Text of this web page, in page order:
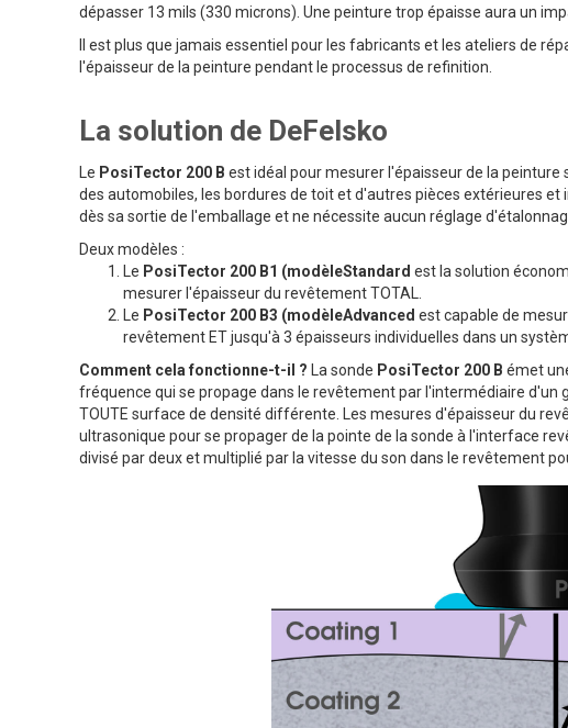
dépasser 13 mils (330 microns). Une peinture trop épaisse aura un
Il est plus que jamais essentiel pour les fabricants et les ateliers de
l'épaisseur de la peinture pendant le processus de refinition.
La solution de DeFelsko
Le PosiTector 200 B est idéal pour mesurer l'épaisseur de la peinture
des automobiles, les bordures de toit et d'autres pièces extérieures et
dès sa sortie de l'emballage et ne nécessite aucun réglage
Deux modèles :
Le PosiTector 200 B1 (modèleStandard est la solution
mesurer l'épaisseur du revêtement TOTAL.
Le PosiTector 200 B3 (modèleAdvanced est capable de
revêtement ET jusqu'à 3 épaisseurs individuelles dans un
Comment cela fonctionne-t-il ? La sonde PosiTector 200 B émet
fréquence qui se propage dans le revêtement par l'intermédiaire d'un
TOUTE surface de densité différente. Les mesures d'épaisseur du
ultrasonique pour se propager de la pointe de la sonde à l'interface
divisé par deux et multiplié par la vitesse du son dans le revêtement